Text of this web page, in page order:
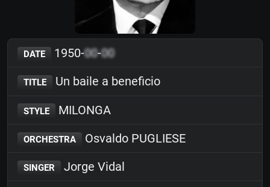
DATE 1950-00-00
TITLE Un baile a beneficio
STYLE MILONGA
ORCHESTRA Osvaldo PUGLIESE
SINGER Jorge Vidal